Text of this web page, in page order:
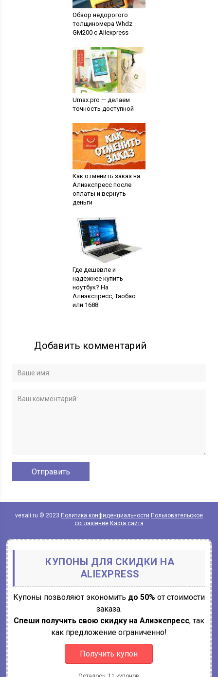
Обзор недорогого
толщиномера Whdz
GM200 с Aliexpress
Umax.pro — делаем
точность доступной
Как отменить заказ на
Алиэкспресс после
оплаты и вернуть
деньги
Где дешевле и
надежнее купить
ноутбук? На
Алиэкспресс, Таобао
или 1688
Добавить комментарий
vesali.ru © 2023 Политика конфиденциальности Пользовательское
соглашение Карта сайта
КУПОНЫ ДЛЯ СКИДКИ НА
ALIEXPRESS
Купоны позволяют экономить до 50% от стоимости
заказа.
Спеши получить свою скидку на Алиэкспресс, так
как предложение ограниченно!
Получить купон